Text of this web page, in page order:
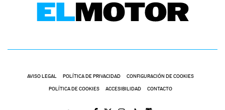
AVISO LEGAL POLÍTICA DE PRIVACIDAD CONFIGURACIÓN DE COOKIES
POLÍTICA DE COOKIES ACCESIBILIDAD CONTACTO